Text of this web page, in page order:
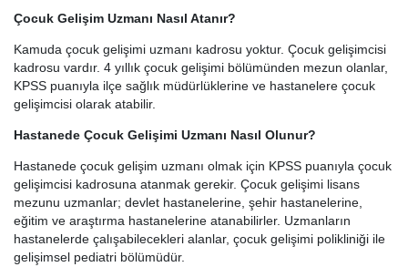
Çocuk Gelişim Uzmanı Nasıl Atanır?
Kamuda çocuk gelişimi uzmanı kadrosu yoktur. Çocuk gelişimcisi
kadrosu vardır. 4 yıllık çocuk gelişimi bölümünden mezun olanlar,
KPSS puanıyla ilçe sağlık müdürlüklerine ve hastanelere çocuk
gelişimcisi olarak atabilir.
Hastanede Çocuk Gelişimi Uzmanı Nasıl Olunur?
Hastanede çocuk gelişim uzmanı olmak için KPSS puanıyla çocuk
gelişimcisi kadrosuna atanmak gerekir. Çocuk gelişimi lisans
mezunu uzmanlar; devlet hastanelerine, şehir hastanelerine,
eğitim ve araştırma hastanelerine atanabilirler. Uzmanların
hastanelerde çalışabilecekleri alanlar, çocuk gelişimi polikliniği ile
gelişimsel pediatri bölümüdür.